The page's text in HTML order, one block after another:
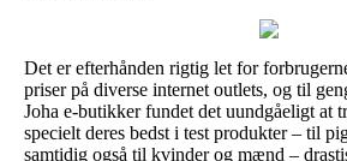
Det er efterhånden rigtig let for
priser på diverse internet outlets, og til
Joha e-butikker fundet det uundgåeligt at
specielt deres bedst i test produkter – til
samtidig også til kvinder og mænd –